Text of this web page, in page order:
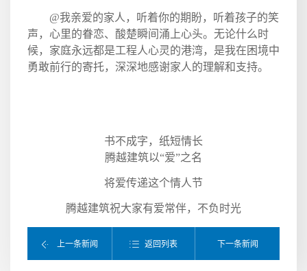
@我亲爱的家人，听着你的期盼，听着孩子的笑
声，心里的眷恋、酸楚瞬间涌上心头。无论什么时
候，家庭永远都是工程人心灵的港湾，是我在困境中
勇敢前行的寄托，深深地感谢家人的理解和支持。
书不成字，纸短情长
腾越建筑以“爱”之名
将爱传递这个情人节
腾越建筑祝大家有爱常伴，不负时光
上一条新闻 返回列表 下一条新闻